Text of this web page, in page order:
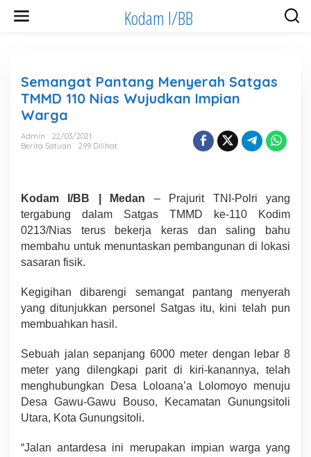
Kodam I/BB
Semangat Pantang Menyerah Satgas
TMMD 110 Nias Wujudkan Impian
Warga
Admin
22/03/2021
Berita Satuan
299 Dilihat
Kodam I/BB | Medan – Prajurit TNI-Polri yang
tergabung dalam Satgas TMMD ke-110 Kodim
0213/Nias terus bekerja keras dan saling bahu
membahu untuk menuntaskan pembangunan di lokasi
sasaran fisik.
Kegigihan dibarengi semangat pantang menyerah
yang ditunjukkan personel Satgas itu, kini telah pun
membuahkan hasil.
Sebuah jalan sepanjang 6000 meter dengan lebar 8
meter yang dilengkapi parit di kiri-kanannya, telah
menghubungkan Desa Loloana’a Lolomoyo menuju
Desa Gawu-Gawu Bouso, Kecamatan Gunungsitoli
Utara, Kota Gunungsitoli.
“Jalan antardesa ini merupakan impian warga yang